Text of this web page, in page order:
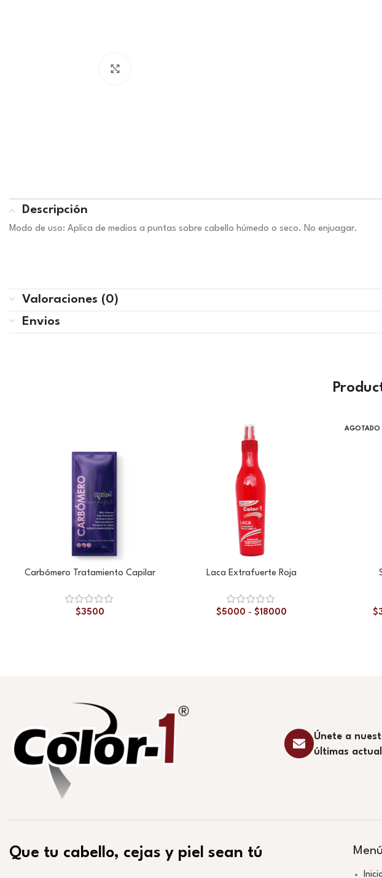
Descripción
Modo de uso: Aplica de medios a puntas sobre cabello húmedo o seco. No enjuagar.
Valoraciones (0)
Envios
Carbómero Tratamiento Capilar
$3500
Laca Extrafuerte Roja
$5000 - $18000
AGOTADO
$
Únete a
últimas
Que tu cabello, cejas y piel sean tú Menú